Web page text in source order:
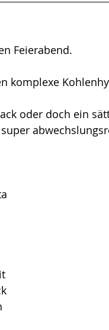
Feierabend.
komplexe
oder doch ein